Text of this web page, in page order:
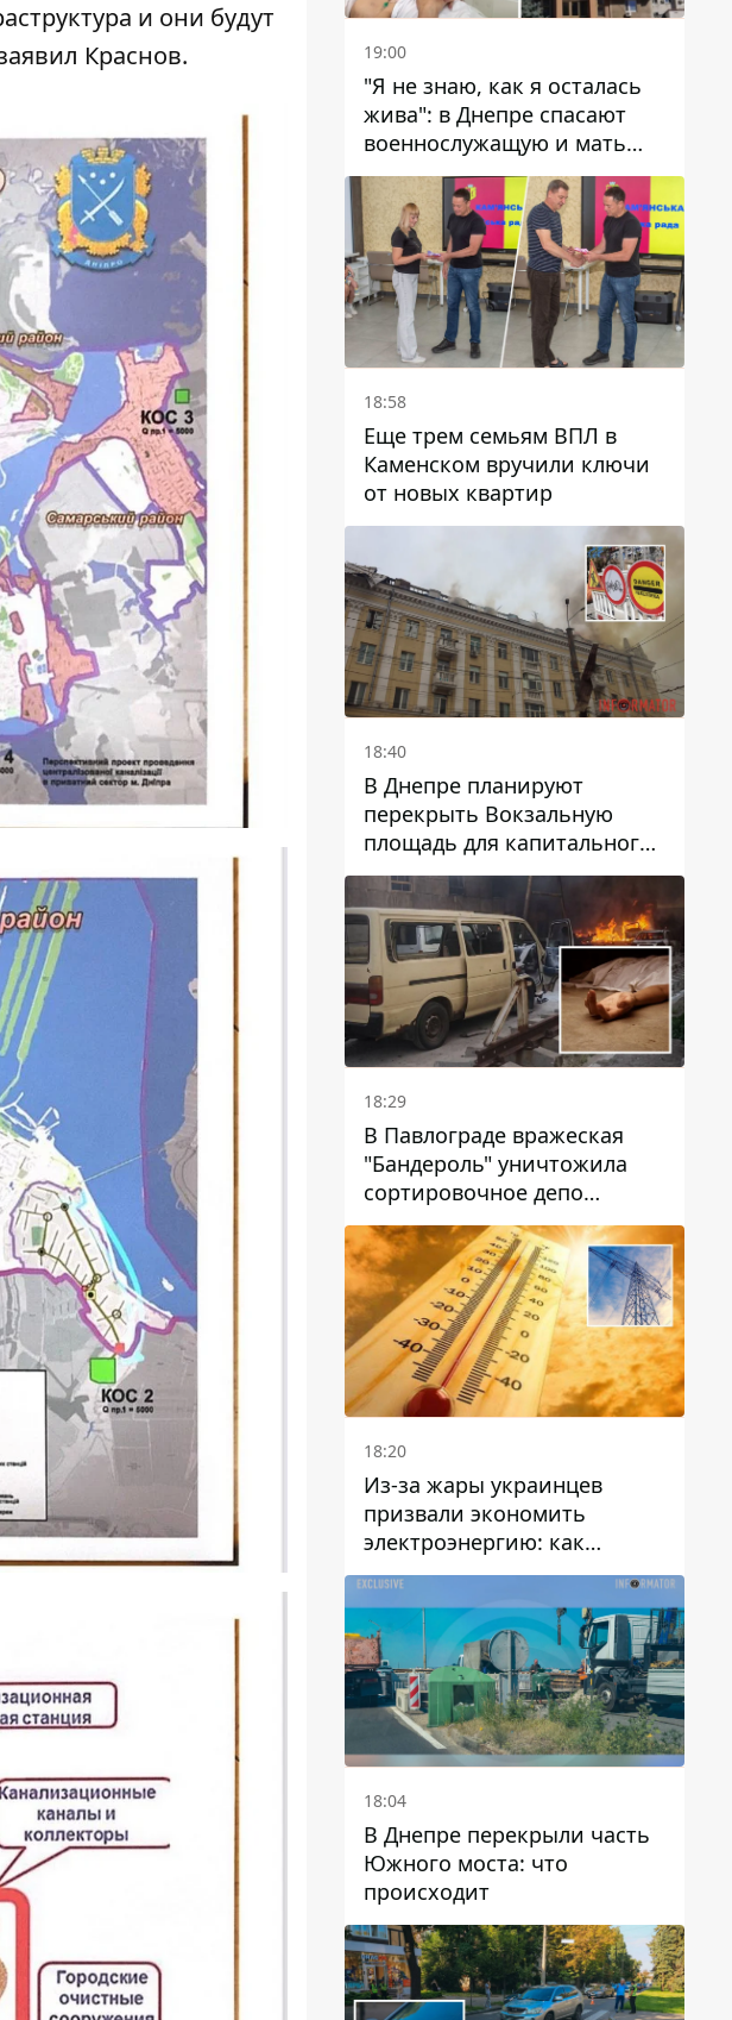
и они будут
Краснов.
19:00
"Я не знаю, как я осталась
жива": в Днепре спасают
военнослужащую и мать
четверых детей, которую
ранил КАБ
18:58
Еще трем семьям ВПЛ в
Каменском вручили ключи
от новых квартир
18:40
В Днепре планируют
перекрыть Вокзальную
площадь для капитального
ремонта дома, в который
попала вражеская ракета:
какие сроки
18:29
В Павлограде вражеская
"Бандероль" уничтожила
сортировочное депо
"Укрпошти" и убила двух
работниц
18:20
Из-за жары украинцев
призвали экономить
электроэнергию: как
избежать перегрузки сетей
18:04
В Днепре перекрыли часть
Южного моста: что
происходит